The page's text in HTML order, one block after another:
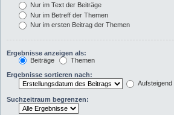
Nur im Text der Beiträge
Nur im Betreff der Themen
Nur im ersten Beitrag der Themen
Ergebnisse anzeigen als:
Beiträge
Themen
Ergebnisse sortieren nach:
Aufsteigend
Suchzeitraum begrenzen: